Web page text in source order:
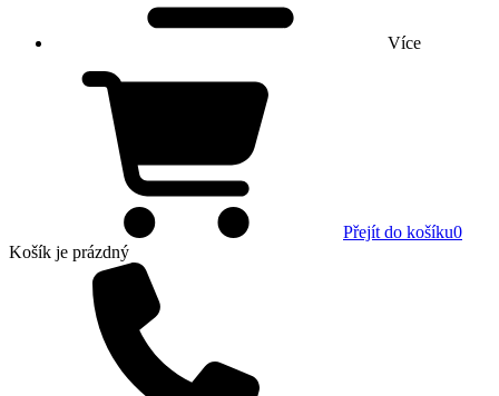
Více
Přejít do košíku0
Košík je prázdný